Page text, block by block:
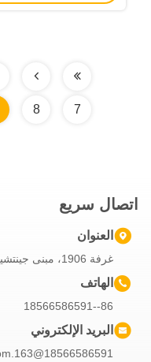
7
8
اتصال سريع
العنوان
غرفة 1906، مبنى جينتشينغ، مدينة تشانغبينغ، دونغغغوان، الصين
الهاتف
86--18566586591
البريد الإلكتروني
18566586591@163.com